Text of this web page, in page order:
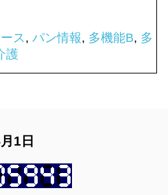
ス, パン情報, 多機能B, 多
護
1日